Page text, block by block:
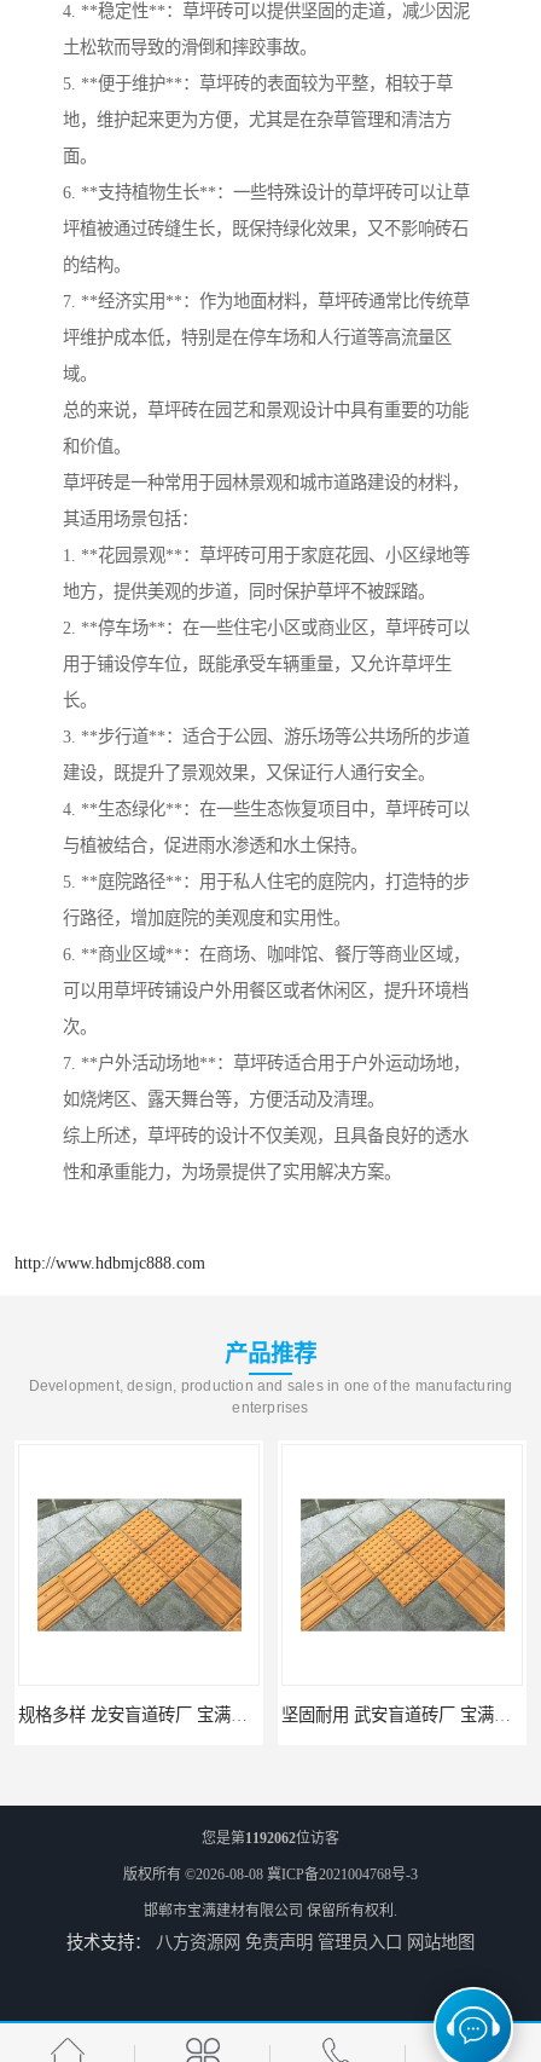
4. **稳定性**：草坪砖可以提供坚固的走道，减少因泥
土松软而导致的滑倒和摔跤事故。
5. **便于维护**：草坪砖的表面较为平整，相较于草
地，维护起来更为方便，尤其是在杂草管理和清洁方
面。
6. **支持植物生长**：一些特殊设计的草坪砖可以让草
坪植被通过砖缝生长，既保持绿化效果，又不影响砖石
的结构。
7. **经济实用**：作为地面材料，草坪砖通常比传统草
坪维护成本低，特别是在停车场和人行道等高流量区
域。
总的来说，草坪砖在园艺和景观设计中具有重要的功能
和价值。
草坪砖是一种常用于园林景观和城市道路建设的材料，
其适用场景包括：
1. **花园景观**：草坪砖可用于家庭花园、小区绿地等
地方，提供美观的步道，同时保护草坪不被踩踏。
2. **停车场**：在一些住宅小区或商业区，草坪砖可以
用于铺设停车位，既能承受车辆重量，又允许草坪生
长。
3. **步行道**：适合于公园、游乐场等公共场所的步道
建设，既提升了景观效果，又保证行人通行安全。
4. **生态绿化**：在一些生态恢复项目中，草坪砖可以
与植被结合，促进雨水渗透和水土保持。
5. **庭院路径**：用于私人住宅的庭院内，打造特的步
行路径，增加庭院的美观度和实用性。
6. **商业区域**：在商场、咖啡馆、餐厅等商业区域，
可以用草坪砖铺设户外用餐区或者休闲区，提升环境档
次。
7. **户外活动场地**：草坪砖适合用于户外运动场地，
如烧烤区、露天舞台等，方便活动及清理。
综上所述，草坪砖的设计不仅美观，且具备良好的透水
性和承重能力，为场景提供了实用解决方案。
http://www.hdbmjc888.com
产品推荐
Development, design, production and sales in one of the manufacturing
enterprises
馆陶pc仿石砖厂家 规格多样 宝满建材 莘县仿石砖厂家 可定制 宝满建材
您是第1192062位访客
版权所有 ©2026-08-08 冀ICP备2021004768号-3
邯郸市宝满建材有限公司 保留所有权利.
技术支持： 八方资源网 免责声明 管理员入口 网站地图